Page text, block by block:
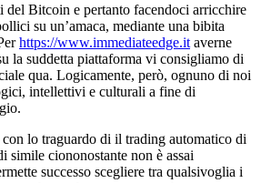
Bitcoin e pertanto facendoci arricchire
su un’amaca, mediante una bibita
https://www.immediateedge.it averne
la suddetta piattaforma vi consigliamo di
qua. Logicamente, però, ognuno di noi
intellettivi e culturali a fine di
con lo traguardo di il trading automatico di
simile ciononostante non è assai
successo scegliere tra qualsivoglia i